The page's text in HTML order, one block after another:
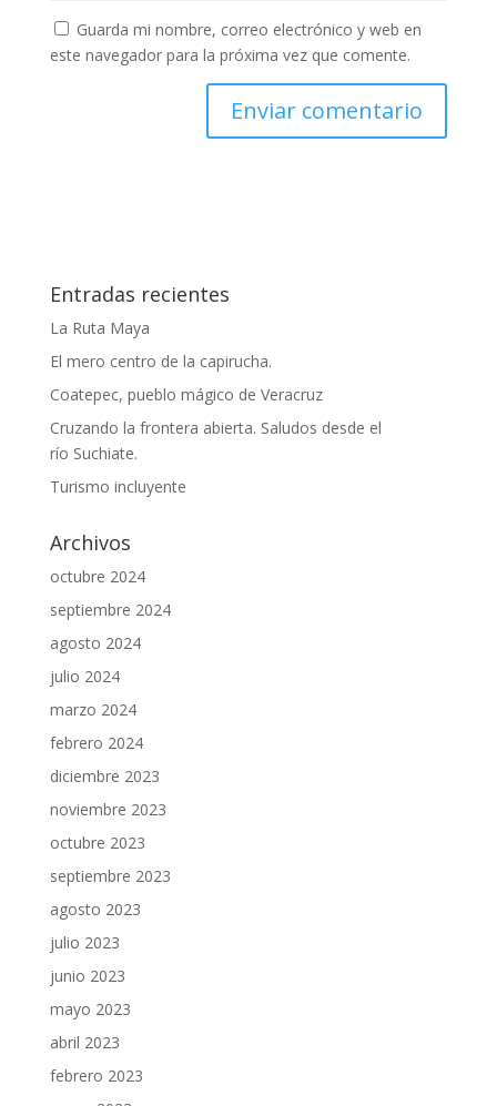
Guarda mi nombre, correo electrónico y web en
este navegador para la próxima vez que comente.
Entradas recientes
La Ruta Maya
El mero centro de la capirucha.
Coatepec, pueblo mágico de Veracruz
Cruzando la frontera abierta. Saludos desde el
río Suchiate.
Turismo incluyente
Archivos
octubre 2024
septiembre 2024
agosto 2024
julio 2024
marzo 2024
febrero 2024
diciembre 2023
noviembre 2023
octubre 2023
septiembre 2023
agosto 2023
julio 2023
junio 2023
mayo 2023
abril 2023
febrero 2023